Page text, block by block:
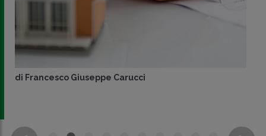
di Francesco Giuseppe Carucci